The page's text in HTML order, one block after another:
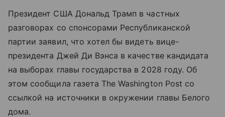
Президент США Дональд Трамп в частных
разговорах со спонсорами Республиканской
партии заявил, что хотел бы видеть вице-
президента Джей Ди Вэнса в качестве кандидата
на выборах главы государства в 2028 году. Об
этом сообщила газета The Washington Post со
ссылкой на источники в окружении главы Белого
дома.